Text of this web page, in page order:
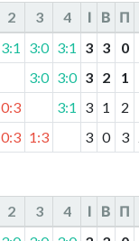
2 3 4 І В П
3:1 3:0 3:1 3 3 0
3:0 3:0 3 2 1
0:3 3:1 3 1 2
0:3 1:3 3 0 3
2 3 4 І В П